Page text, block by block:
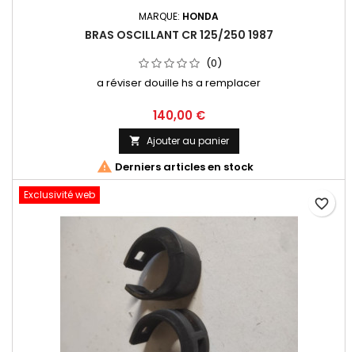
MARQUE: HONDA
BRAS OSCILLANT CR 125/250 1987
(0)
a réviser douille hs a remplacer
140,00 €
 Ajouter au panier
 Derniers articles en stock
Exclusivité web
favorite_border